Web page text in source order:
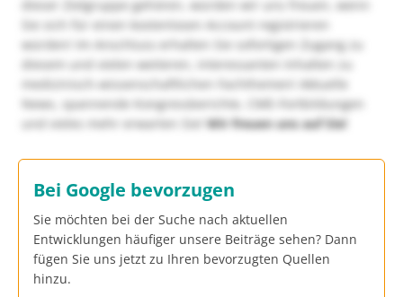
dieser Zielgruppe gehören, würden wir uns freuen, wenn
Sie sich für einen kostenlosen Account registrieren
würden! Im Anschluss erhalten Sie sofortigen Zugang zu
diesem und vielen weiteren, interessanten Inhalten zu
medizinisch-wissenschaftlichen Fachthemen! Aktuelle
News, spannende Kongressberichte, CME-Fortbildungen
und vieles mehr erwarten Sie!Wir freuen uns auf Sie!
Bei Google bevorzugen
Sie möchten bei der Suche nach aktuellen
Entwicklungen häufiger unsere Beiträge sehen? Dann
fügen Sie uns jetzt zu Ihren bevorzugten Quellen
hinzu.